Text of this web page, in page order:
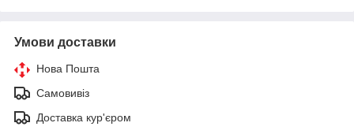
Умови доставки
Нова Пошта
Самовивіз
Доставка кур'єром